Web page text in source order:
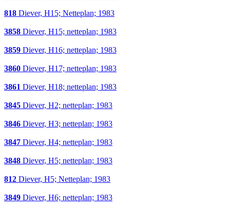
818 Diever, H15; Netteplan; 1983
3858 Diever, H15; netteplan; 1983
3859 Diever, H16; netteplan; 1983
3860 Diever, H17; netteplan; 1983
3861 Diever, H18; netteplan; 1983
3845 Diever, H2; netteplan; 1983
3846 Diever, H3; netteplan; 1983
3847 Diever, H4; netteplan; 1983
3848 Diever, H5; netteplan; 1983
812 Diever, H5; Netteplan; 1983
3849 Diever, H6; netteplan; 1983